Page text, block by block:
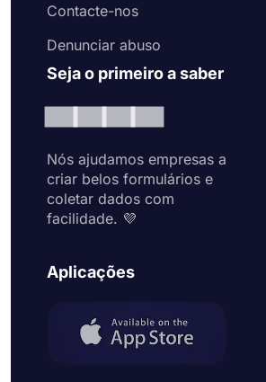
Contacte-nos
Denunciar abuso
Seja o primeiro a saber
Nós ajudamos empresas a
criar belos formulários e
coletar dados com
facilidade. 💜
Aplicações